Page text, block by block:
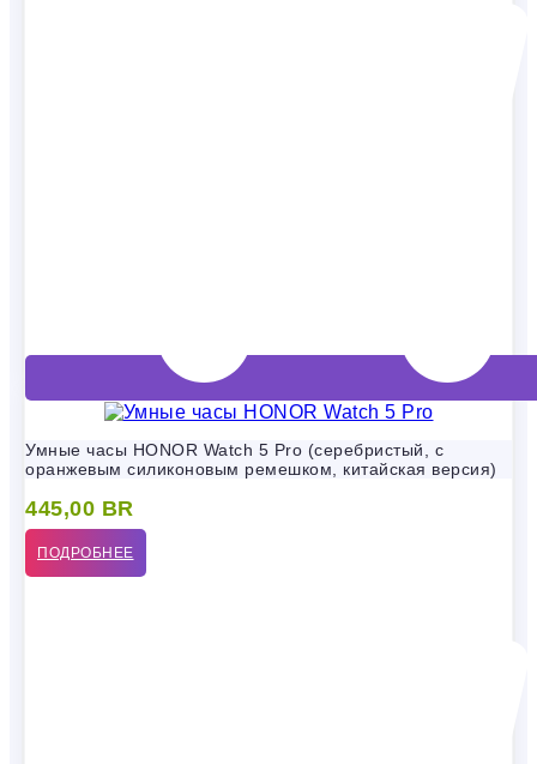
Умные часы HONOR Watch 5 Pro (серебристый, с
оранжевым силиконовым ремешком, китайская версия)
445,00 BR
ПОДРОБНЕЕ